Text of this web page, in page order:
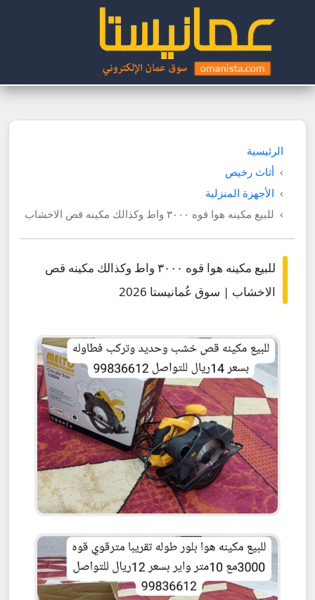
الرئيسية
أثاث رخيص
الأجهزة المنزلية
للبيع مكينه هوا قوه ٣٠٠٠ واط وكذالك مكينه قص الاخشاب
للبيع مكينه هوا قوه ٣٠٠٠ واط وكذالك مكينه قص
الاخشاب | سوق عُمانيستا 2026